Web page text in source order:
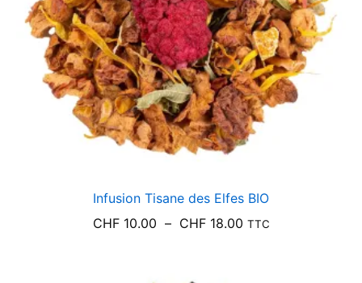
Infusion Tisane des Elfes BIO
CHF10.00 – CHF18.00Plage
TTC